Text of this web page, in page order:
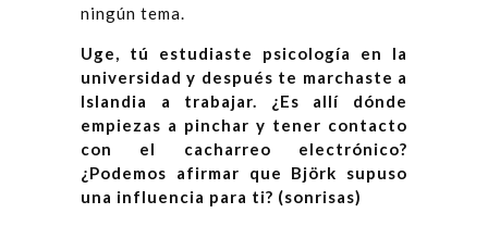
ningún tema.
Uge, tú estudiaste psicología en la
universidad y después te marchaste a
Islandia a trabajar. ¿Es allí dónde
empiezas a pinchar y tener contacto
con el cacharreo electrónico?
¿Podemos afirmar que Björk supuso
una influencia para ti? (sonrisas)